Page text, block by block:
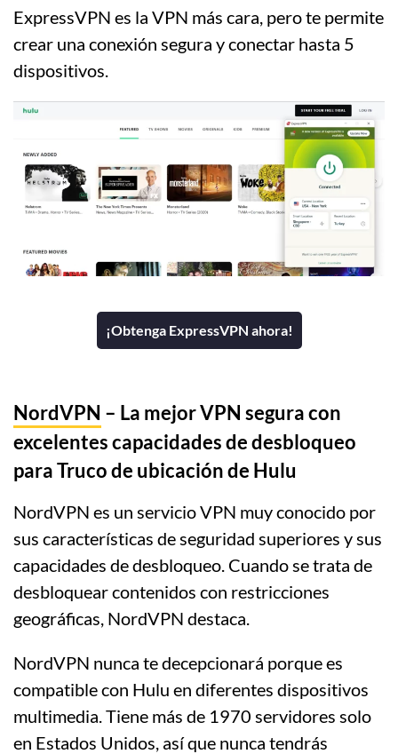
ExpressVPN es la VPN más cara, pero te permite
crear una conexión segura y conectar hasta 5
dispositivos.
¡Obtenga ExpressVPN ahora!
NordVPN – La mejor VPN segura con
excelentes capacidades de desbloqueo
para Truco de ubicación de Hulu
NordVPN es un servicio VPN muy conocido por
sus características de seguridad superiores y sus
capacidades de desbloqueo. Cuando se trata de
desbloquear contenidos con restricciones
geográficas, NordVPN destaca.
NordVPN nunca te decepcionará porque es
compatible con Hulu en diferentes dispositivos
multimedia. Tiene más de 1970 servidores solo
en Estados Unidos, así que nunca tendrás